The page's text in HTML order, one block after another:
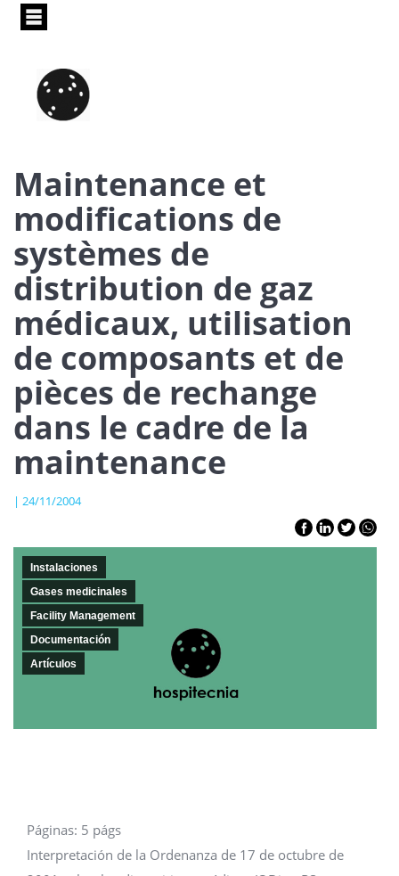
Pasar
principal
Maintenance et
modifications de
systèmes de
distribution de gaz
médicaux, utilisation
de composants et de
pièces de rechange
dans le cadre de la
maintenance
| 24/11/2004
Instalaciones
Gases medicinales
Facility Management
Documentación
Artículos
Páginas: 5 págs
Interpretación de la Ordenanza de 17 de octubre de